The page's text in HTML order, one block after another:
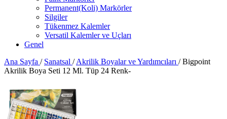
Permanent(Koli) Markörler
Silgiler
Tükenmez Kalemler
Versatil Kalemler ve Uçları
Genel
Ana Sayfa / Sanatsal / Akrilik Boyalar ve Yardımcıları / Bigpoint
Akrilik Boya Seti 12 Ml. Tüp 24 Renk-